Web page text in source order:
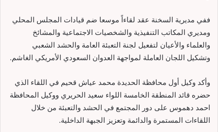
ففي مديرية السخنة عقد لقاءاً موسعا ضم قيادات المجلس المحلي
ومديري المكاتب التنفيذية والشخصيات الاجتماعية والمشائخ
والعلماء والأعيان لتفعيل لجنة التعبئة العامة والحشد الشعبي
وتشكيل اللجان العاملة لمواجهة العدوان السعودي الأمريكي الغاشم.
وأكد وكيل أول محافظة الحديدة محمد عياش قحيم في اللقاء الذي
حضره قائد المنطقة الخامسة اللواء سعيد الحريري ووكيل المحافظة
احمد دهموس على دور المجتمع في الحشد والتعبئة من خلال
اللقاءات المستمرة والدائمة وتعزيز الجبهة الداخلية.